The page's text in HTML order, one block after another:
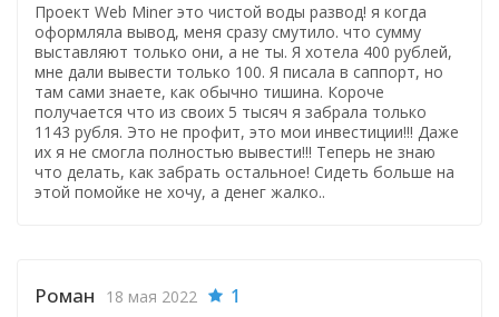
Проект Web Miner это чистой воды развод! я когда
оформляла вывод, меня сразу смутило. что сумму
выставляют только они, а не ты. Я хотела 400 рублей,
мне дали вывести только 100. Я писала в саппорт, но
там сами знаете, как обычно тишина. Короче
получается что из своих 5 тысяч я забрала только
1143 рубля. Это не профит, это мои инвестиции!!! Даже
их я не смогла полностью вывести!!! Теперь не знаю
что делать, как забрать остальное! Сидеть больше на
этой помойке не хочу, а денег жалко..
Роман 18 мая 2022 1